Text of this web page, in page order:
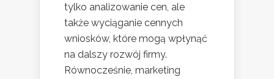
tylko analizowanie cen, ale
także wyciąganie cennych
wniosków, które mogą wpłynąć
na dalszy rozwój firmy.
Równocześnie, marketing